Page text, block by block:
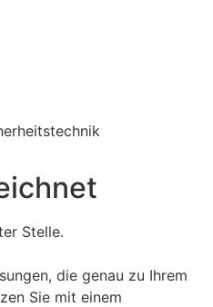
Stelle.
die genau zu Ihrem
Sie mit einem